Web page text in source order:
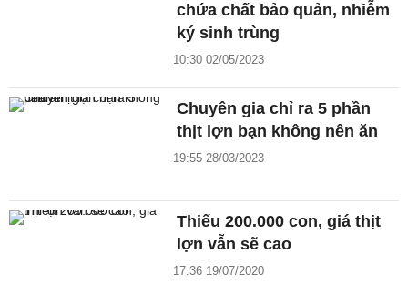
chứa chất bảo quản, nhiễm
ký sinh trùng
10:30 02/05/2023
Chuyên gia chỉ ra 5 phần
thịt lợn bạn không nên ăn
19:55 28/03/2023
Thiếu 200.000 con, giá thịt
lợn vẫn sẽ cao
17:36 19/07/2020